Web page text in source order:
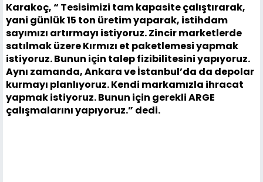
Karakoç, “ Tesisimizi tam kapasite çalıştırarak,
yani günlük 15 ton üretim yaparak, istihdam
sayımızı artırmayı istiyoruz. Zincir marketlerde
satılmak üzere Kırmızı et paketlemesi yapmak
istiyoruz. Bunun için talep fizibilitesini yapıyoruz.
Aynı zamanda, Ankara ve İstanbul’da da depolar
kurmayı planlıyoruz. Kendi markamızla ihracat
yapmak istiyoruz. Bunun için gerekli ARGE
çalışmalarını yapıyoruz.” dedi.